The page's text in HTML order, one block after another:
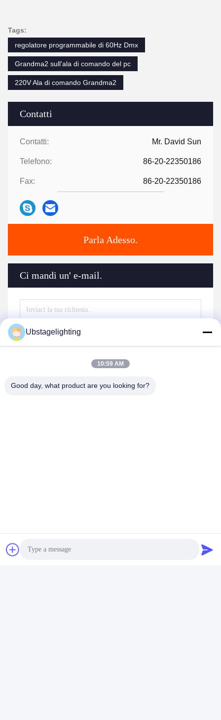
Contatti
Contatti: Mr. David Sun
Telefono: 86-20-22350186
Fax: 86-20-22350186
Parla Adesso.
Ci mandi un' e-mail.
Tags:
regolatore programmabile di 60Hz Dmx
Grandma2 sull'ala di comando del pc
220V Ala di comando Grandma2
Ubstagelighting
10:59 AM
Good day, what product are you looking for?